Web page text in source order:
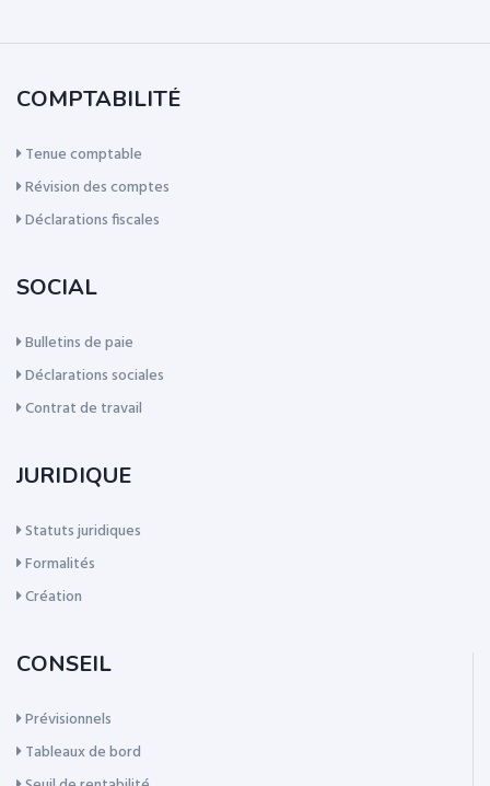
COMPTABILITÉ
Tenue comptable
Révision des comptes
Déclarations fiscales
SOCIAL
Bulletins de paie
Déclarations sociales
Contrat de travail
JURIDIQUE
Statuts juridiques
Formalités
Création
CONSEIL
Prévisionnels
Tableaux de bord